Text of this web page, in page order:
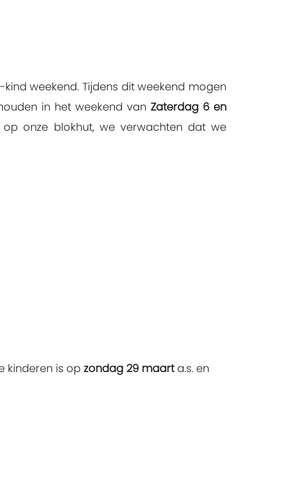
weekend. Tijdens dit weekend mogen
in het weekend van Zaterdag 6 en
onze blokhut, we verwachten dat we
kinderen is op zondag 29 maarta.s. en